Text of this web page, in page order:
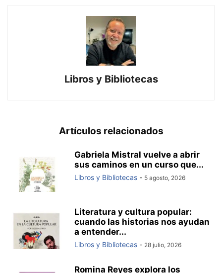
Libros y Bibliotecas
Artículos relacionados
Gabriela Mistral vuelve a abrir
sus caminos en un curso que...
Libros y Bibliotecas - 5 agosto, 2026
Literatura y cultura popular:
cuando las historias nos ayudan
a entender...
Libros y Bibliotecas - 28 julio, 2026
Romina Reyes explora los